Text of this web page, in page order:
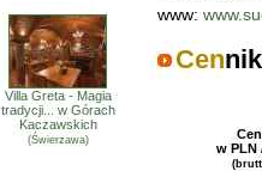
Villa Greta - Magia
tradycji... w Górach
Kaczawskich
(Świerzawa)
www:
Cennik
w PLN